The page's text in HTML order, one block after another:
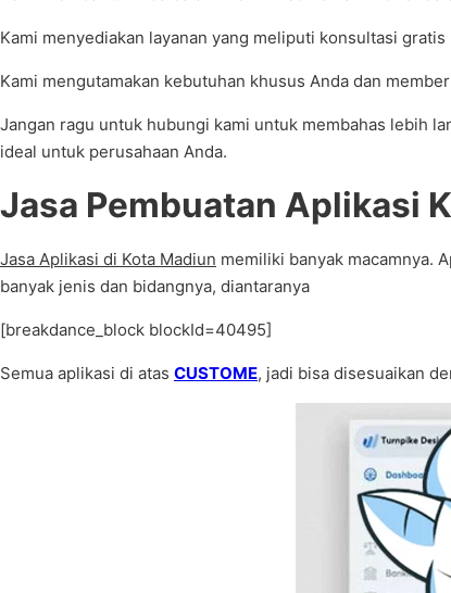
Kami menyediakan layanan yang meliputi konsultasi
Kami mengutamakan kebutuhan khusus Anda dan
Jangan ragu untuk hubungi kami untuk membahas lebih
ideal untuk perusahaan Anda.
Jasa Pembuatan Aplikasi
Jasa Aplikasi di Kota Madiun memiliki banyak macamnya.
banyak jenis dan bidangnya, diantaranya
[breakdance_block blockId=40495]
Semua aplikasi di atas CUSTOME, jadi bisa disesuaikan